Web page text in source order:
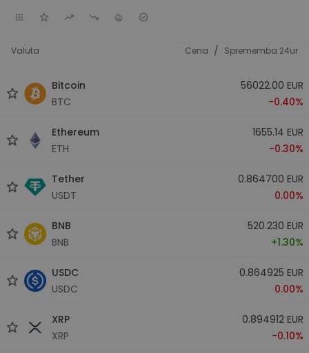
Valuta Cena / Sprememba 24ur
Bitcoin
BTC
56022.00 EUR
-0.40%
Ethereum
ETH
1655.14 EUR
-0.30%
Tether
USDT
0.864700 EUR
0.00%
BNB
BNB
520.230 EUR
+1.30%
USDC
USDC
0.864925 EUR
0.00%
XRP
XRP
0.894912 EUR
-0.10%